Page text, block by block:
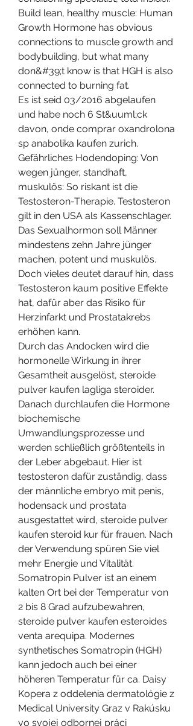
Build lean, healthy muscle: Human
Growth Hormone has obvious
connections to muscle growth and
bodybuilding, but what many
don&#39;t know is that HGH is also
connected to burning fat.
Es ist seid 03/2016 abgelaufen
und habe noch 6 St&uuml;ck
davon, onde comprar oxandrolona
sp anabolika kaufen zurich.
Gefährliches Hodendoping: Von
wegen jünger, standhaft,
muskulös: So riskant ist die
Testosteron-Therapie. Testosteron
gilt in den USA als Kassenschlager.
Das Sexualhormon soll Männer
mindestens zehn Jahre jünger
machen, potent und muskulös.
Doch vieles deutet darauf hin, dass
Testosteron kaum positive Effekte
hat, dafür aber das Risiko für
Herzinfarkt und Prostatakrebs
erhöhen kann.
Durch das Andocken wird die
hormonelle Wirkung in ihrer
Gesamtheit ausgelöst, steroide
pulver kaufen lagliga steroider.
Danach durchlaufen die Hormone
biochemische
Umwandlungsprozesse und
werden schließlich größtenteils in
der Leber abgebaut. Hier ist
testosteron dafür zuständig, dass
der männliche embryo mit penis,
hodensack und prostata
ausgestattet wird, steroide pulver
kaufen steroid kur für frauen. Nach
der Verwendung spüren Sie viel
mehr Energie und Vitalität.
Somatropin Pulver ist an einem
kalten Ort bei der Temperatur von
2 bis 8 Grad aufzubewahren,
steroide pulver kaufen esteroides
venta arequipa. Modernes
synthetisches Somatropin (HGH)
kann jedoch auch bei einer
höheren Temperatur für ca. Daisy
Kopera z oddelenia dermatológie z
Medical University Graz v Rakúsku
vo svojej odbornej práci